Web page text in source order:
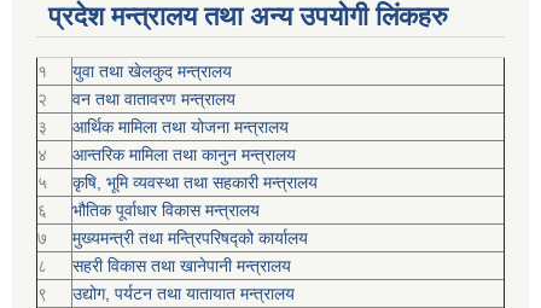
प्रदेश मन्त्रालय तथा अन्य उपयोगी लिंकहरु
१
युवा तथा खेलकुद मन्त्रालय
२
वन तथा वातावरण मन्त्रालय
३
आर्थिक मामिला तथा योजना मन्त्रालय
४
आन्तरिक मामिला तथा कानुन मन्त्रालय
५
कृषि, भूमि व्यवस्था तथा सहकारी मन्त्रालय
६
भौतिक पूर्वाधार विकास मन्त्रालय
७
मुख्यमन्त्री तथा मन्त्रिपरिषद्को कार्यालय
८
सहरी विकास तथा खानेपानी मन्त्रालय
९
उद्योग, पर्यटन तथा यातायात मन्त्रालय